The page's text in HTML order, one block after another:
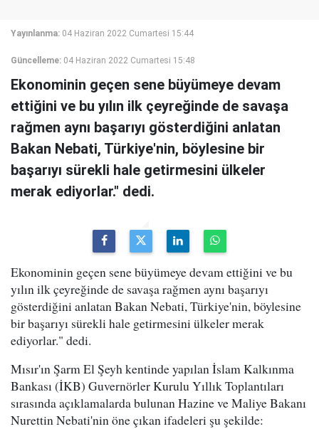
Yayınlanma: 04 Haziran 2022 Cumartesi 15:44
Güncelleme: 04 Haziran 2022 Cumartesi 15:48
Ekonominin geçen sene büyümeye devam
ettiğini ve bu yılın ilk çeyreğinde de savaşa
rağmen aynı başarıyı gösterdiğini anlatan
Bakan Nebati, Türkiye'nin, böylesine bir
başarıyı sürekli hale getirmesini ülkeler
merak ediyorlar." dedi.
Ekonominin geçen sene büyümeye devam ettiğini ve bu
yılın ilk çeyreğinde de savaşa rağmen aynı başarıyı
gösterdiğini anlatan Bakan Nebati, Türkiye'nin, böylesine
bir başarıyı sürekli hale getirmesini ülkeler merak
ediyorlar." dedi.
Mısır'ın Şarm El Şeyh kentinde yapılan İslam Kalkınma
Bankası (İKB) Guvernörler Kurulu Yıllık Toplantıları
sırasında açıklamalarda bulunan Hazine ve Maliye Bakanı
Nurettin Nebati'nin öne çıkan ifadeleri şu şekilde: